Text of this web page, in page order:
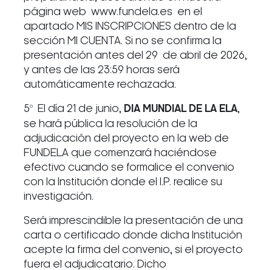
página web www.fundela.es en el
apartado MIS INSCRIPCIONES dentro de la
sección MI CUENTA. Si no se confirma la
presentación antes del 29 de abril de 2026,
y antes de las 23:59 horas será
automáticamente rechazada.
5º El día 21 de junio, DIA MUNDIAL DE LA ELA,
se hará pública la resolución de la
adjudicación del proyecto en la web de
FUNDELA que comenzará haciéndose
efectivo cuando se formalice el convenio
con la Institución donde el I.P. realice su
investigación.
Será imprescindible la presentación de una
carta o certificado donde dicha Institución
acepte la firma del convenio, si el proyecto
fuera el adjudicatario. Dicho